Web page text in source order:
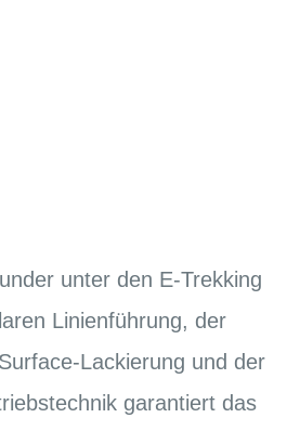
unter den E-Trekking
Linienführung, der
Lackierung und der
garantiert das